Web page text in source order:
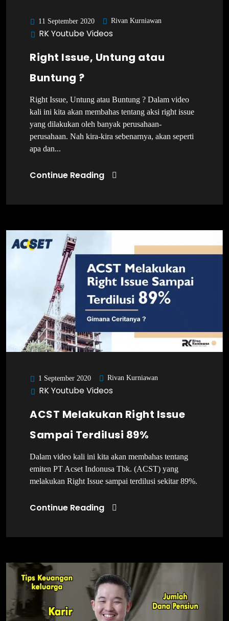
11 September 2020 Rivan Kurniawan
RK Youtube Videos
Right Issue, Untung atau
Buntung ?
Right Issue, Untung atau Buntung ? Dalam video
kali ini kita akan membahas tentang aksi right issue
yang dilakukan oleh banyak perusahaan-
perusahaan. Nah kira-kira sebenarnya, akan seperti
apa dan...
Continue Reading
1 September 2020 Rivan Kurniawan
RK Youtube Videos
ACST Melakukan Right Issue
Sampai Terdilusi 89%
Dalam video kali ini kita akan membahas tentang
emiten PT Acset Indonusa Tbk. (ACST) yang
melakukan Right Issue sampai terdilusi sekitar 89%.
Continue Reading